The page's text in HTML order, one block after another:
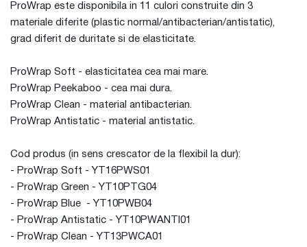
ProWrap este disponibila in 11 culori construite din 3
materiale diferite (plastic normal/antibacterian/antistatic),
grad diferit de duritate si de elasticitate.
ProWrap Soft - elasticitatea cea mai mare.
ProWrap Peekaboo - cea mai dura.
ProWrap Clean - material antibacterian.
ProWrap Antistatic - material antistatic.
Cod produs (in sens crescator de la flexibil la dur):
- ProWrap Soft - YT16PWS01
- ProWrap Green - YT10PTG04
- ProWrap Blue - YT10PWB04
- ProWrap Antistatic - YT10PWANTI01
- ProWrap Clean - YT13PWCA01